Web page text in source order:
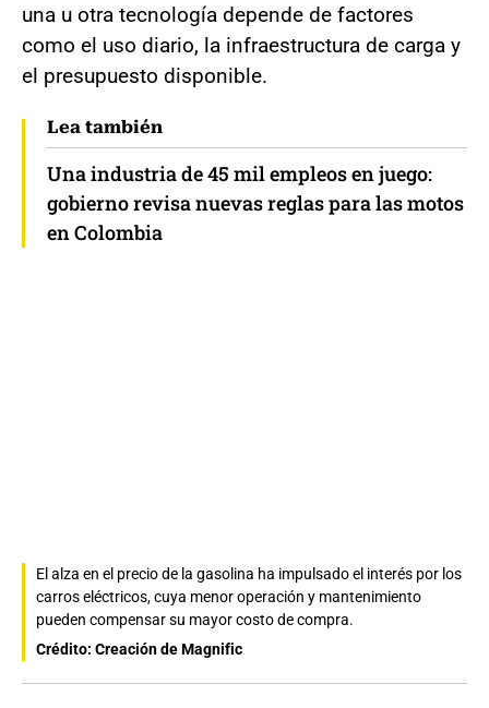
una u otra tecnología depende de factores
como el uso diario, la infraestructura de carga y
el presupuesto disponible.
Lea también
Una industria de 45 mil empleos en juego:
gobierno revisa nuevas reglas para las motos
en Colombia
El alza en el precio de la gasolina ha impulsado el interés por los
carros eléctricos, cuya menor operación y mantenimiento
pueden compensar su mayor costo de compra.
Crédito: Creación de Magnific